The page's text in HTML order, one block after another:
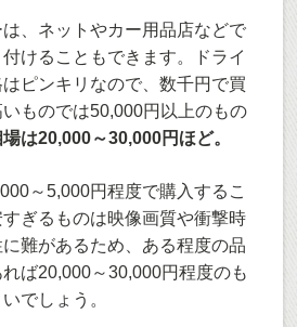
は、ネットやカー用品店などで
けることもできます。ドライ
ピンキリなので、数千円で買
ものでは50,000円以上のもの
は20,000～30,000円ほど。
～5,000円程度で購入するこ
ぎるものは映像画質や衝撃時
難があるため、ある程度の品
ば20,000～30,000円程度のも
でしょう。